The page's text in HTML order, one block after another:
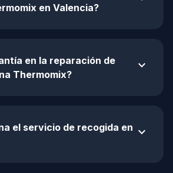
en Valencia?
en la reparación de
Thermomix?
expand_more
el servicio de recogida en expand_more